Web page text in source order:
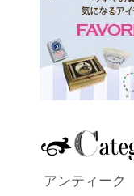
アンティーク